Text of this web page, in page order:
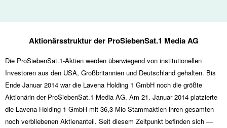
Aktionärsstruktur der ProSiebenSat.1 Media AG
Die ProSiebenSat.1-Aktien werden überwiegend von institutionellen
Investoren aus den USA, Großbritannien und Deutschland gehalten. Bis
Ende Januar 2014 war die Lavena Holding 1 GmbH noch die größte
Aktionärin der ProSiebenSat.1 Media AG. Am 21. Januar 2014 platzierte
die Lavena Holding 1 GmbH mit 36,3 Mio Stammaktien ihren gesamten
noch verbliebenen Aktienanteil. Seit diesem Zeitpunkt befinden sich —